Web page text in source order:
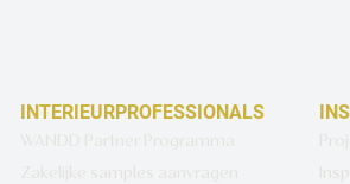
INTERIEURPROFESSIONALS
WANDD Partner Programma
Zakelijke samples aanvragen